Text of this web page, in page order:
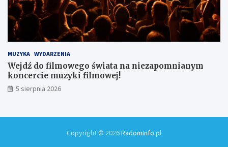
MUZYKA WYDARZENIA
Wejdź do filmowego świata na niezapomnianym
koncercie muzyki filmowej!
5 sierpnia 2026
Copyright © 2026RadomInfo.pl